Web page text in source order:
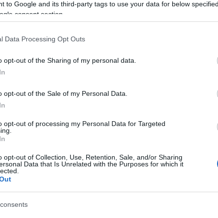
to Google and its third-party tags to use your data for below
consent section.
Data Processing Opt Outs
opt-out of the Sharing of my personal data.
opt-out of the Sale of my Personal Data.
opt-out of processing my Personal Data for Targeted
opt-out of Collection, Use, Retention, Sale, and/or Sharing
Data that Is Unrelated with the Purposes for which it
BY:HALAR2015. MÁR 17.
tekerni. Ha tetszett a poszt, nyomj egy lájkot
és kövesd a blogot a facebookon!
MEGCSERÉLIK AZ ANDRÁSSY ÚT